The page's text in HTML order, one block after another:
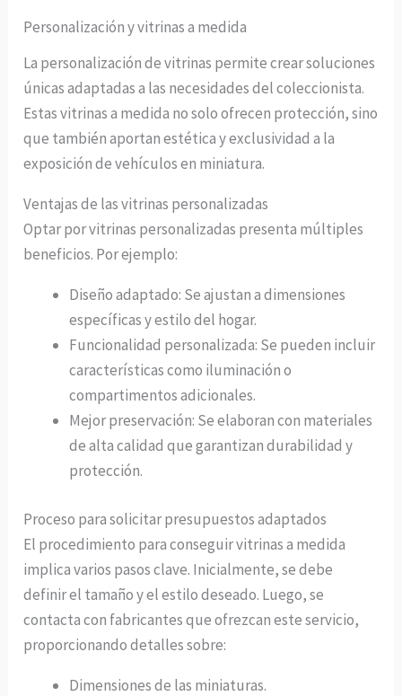
Personalización y vitrinas a medida
La personalización de vitrinas permite crear soluciones
únicas adaptadas a las necesidades del coleccionista.
Estas vitrinas a medida no solo ofrecen protección, sino
que también aportan estética y exclusividad a la
exposición de vehículos en miniatura.
Ventajas de las vitrinas personalizadas
Optar por vitrinas personalizadas presenta múltiples
beneficios. Por ejemplo:
Diseño adaptado: Se ajustan a dimensiones
específicas y estilo del hogar.
Funcionalidad personalizada: Se pueden incluir
características como iluminación o
compartimentos adicionales.
Mejor preservación: Se elaboran con materiales
de alta calidad que garantizan durabilidad y
protección.
Proceso para solicitar presupuestos adaptados
El procedimiento para conseguir vitrinas a medida
implica varios pasos clave. Inicialmente, se debe
definir el tamaño y el estilo deseado. Luego, se
contacta con fabricantes que ofrezcan este servicio,
proporcionando detalles sobre:
Dimensiones de las miniaturas.